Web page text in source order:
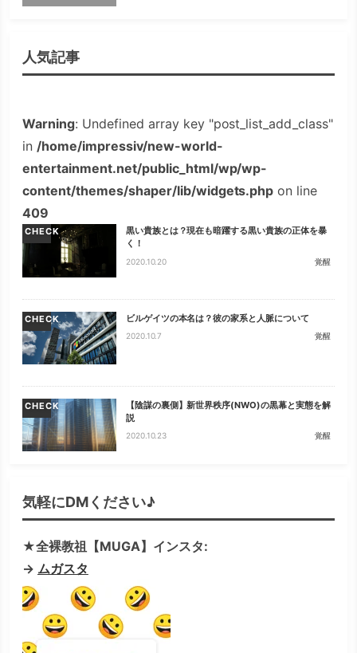
人気記事
Warning: Undefined array key "post_list_add_class"
in /home/impressiv/new-world-
entertainment.net/public_html/wp/wp-
content/themes/shaper/lib/widgets.php on line
409
CHECK
黒い貴族とは？現在も暗躍する黒い貴族の正体を暴
く！
2020.10.20 覚醒
CHECK ビルゲイツの本名は？彼の家系と人脈について
2020.10.7 覚醒
CHECK
【陰謀の裏側】新世界秩序(NWO)の黒幕と実態を解
説
2020.10.23 覚醒
気軽にDMください♪
★全裸教祖【MUGA】インスタ:
→ ムガスタ